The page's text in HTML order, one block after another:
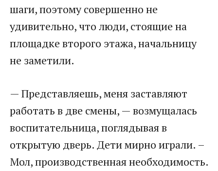
шаги, поэтому совершенно не
удивительно, что люди, стоящие на
площадке второго этажа, начальницу
не заметили.
— Представляешь, меня заставляют
работать в две смены, — возмущалась
воспитательница, поглядывая в
открытую дверь. Дети мирно играли. –
Мол, производственная необходимость.